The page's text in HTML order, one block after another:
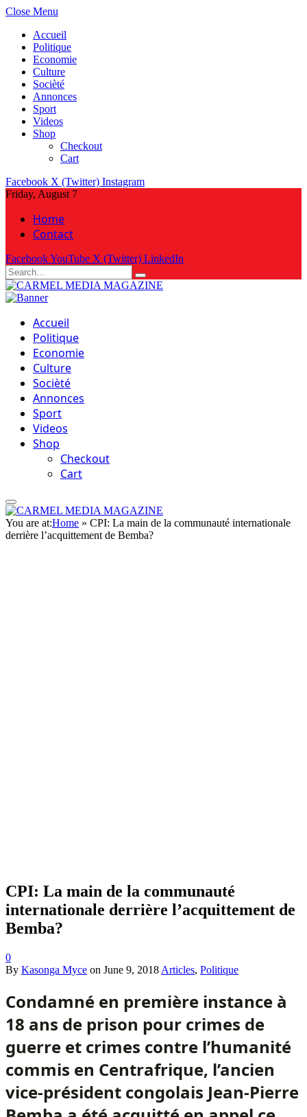
Close Menu
Accueil
Politique
Economie
Culture
Socièté
Annonces
Sport
Videos
Shop
Checkout
Cart
Facebook X (Twitter) Instagram
Friday, August 7
Home
Contact
FacebookYouTube X (Twitter) LinkedIn
Accueil
Politique
Economie
Culture
Socièté
Annonces
Sport
Videos
Shop
Checkout
Cart
You are at:Home » CPI: La main de la communauté internationale
derrière l’acquittement de Bemba?
CPI: La main de la communauté
internationale derrière l’acquittement de
Bemba?
0
By Kasonga Myce on June 9, 2018 Articles, Politique
Condamné en première instance à
18 ans de prison pour crimes de
guerre et crimes contre l’humanité
commis en Centrafrique, l’ancien
vice-président congolais Jean-Pierre